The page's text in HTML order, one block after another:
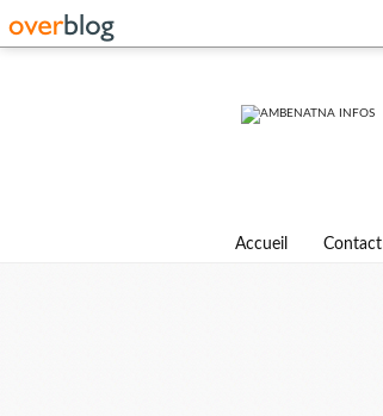
Accueil Contact